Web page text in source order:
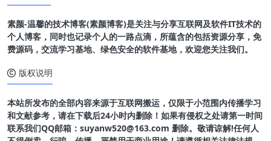
素颜-温馨的技术博客(素颜博客)是关注与分享互联网及软件IT技术的
个人博客，同时也记录个人的一路点滴，所蕴含的包括资源分享，免
费源码，交流学习基地、绿色安全的软件基地，欢迎您关注我们。
版权说明
本站所发布的全部内容来源于互联网搬运，仅限于小范围内传播学习
和文献参考，请在下载后24小时内删除！如果有侵权之处请第一时间
联系我们QQ邮箱：suyanw520@163.com 删除。敬请谅解!任何人